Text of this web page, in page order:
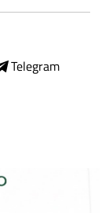
Telegram